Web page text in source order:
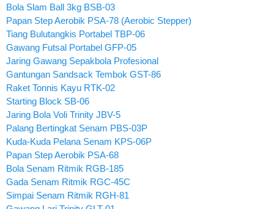
Bola Slam Ball 3kg BSB-03
Papan Step Aerobik PSA-78 (Aerobic Stepper)
Tiang Bulutangkis Portabel TBP-06
Gawang Futsal Portabel GFP-05
Jaring Gawang Sepakbola Profesional
Gantungan Sandsack Tembok GST-86
Raket Tonnis Kayu RTK-02
Starting Block SB-06
Jaring Bola Voli Trinity JBV-5
Palang Bertingkat Senam PBS-03P
Kuda-Kuda Pelana Senam KPS-06P
Papan Step Aerobik PSA-68
Bola Senam Ritmik RGB-185
Gada Senam Ritmik RGC-45C
Simpai Senam Ritmik RGH-81